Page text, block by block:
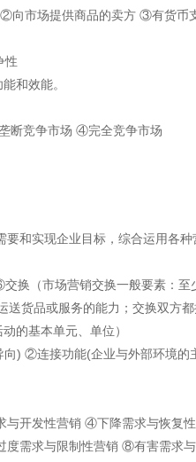
向市场提供商品的卖方 ③有货币
性
和效能。
断竞争市场 ④完全竞争市场
和实现企业目标，综合运用各
（市场营销交换一般要素：至
货品或服务的能力；交换双方
的基本单元、单位）
) ②连接功能(企业与外部环境
开发性营销 ④下降需求与恢复
需求与限制性营销 ⑧有害需求